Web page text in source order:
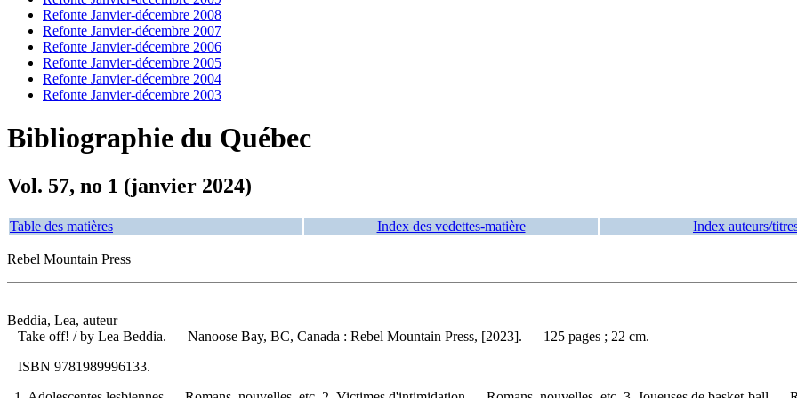
Refonte Janvier-décembre 2008
Refonte Janvier-décembre 2007
Refonte Janvier-décembre 2006
Refonte Janvier-décembre 2005
Refonte Janvier-décembre 2004
Refonte Janvier-décembre 2003
Bibliographie du Québec
Vol. 57, no 1 (janvier 2024)
Table des matières Index des vedettes-matière Index auteurs/
Rebel Mountain Press
Beddia, Lea, auteur
Take off! / by Lea Beddia. — Nanoose Bay, BC, Canada : Rebel Mountain Press, [2023]. — 125 pages ; 22 cm.
ISBN 9781989996133.